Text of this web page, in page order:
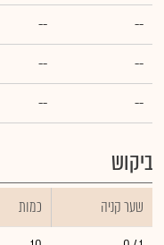
--
--
--
--
--
--
ביקוש
שער קניה כמות